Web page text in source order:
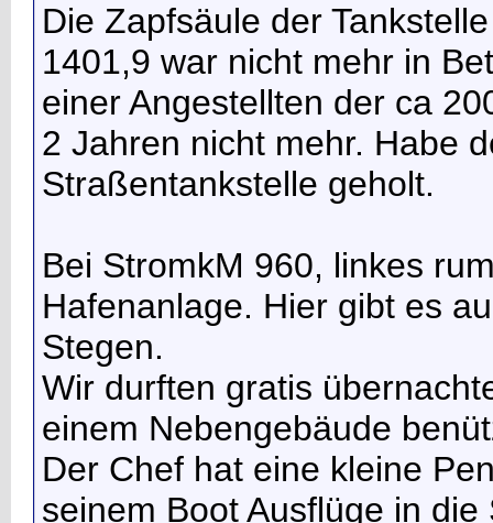
Die Zapfsäule der
1401,9 war nicht mehr in
einer Angestellten der ca
2 Jahren nicht mehr. Habe
Straßentankstelle geholt.
Bei StromkM 960, linkes
Hafenanlage. Hier gibt es
Stegen.
Wir durften gratis
einem Nebengebäude
Der Chef hat eine kleine
seinem Boot Ausflüge in die